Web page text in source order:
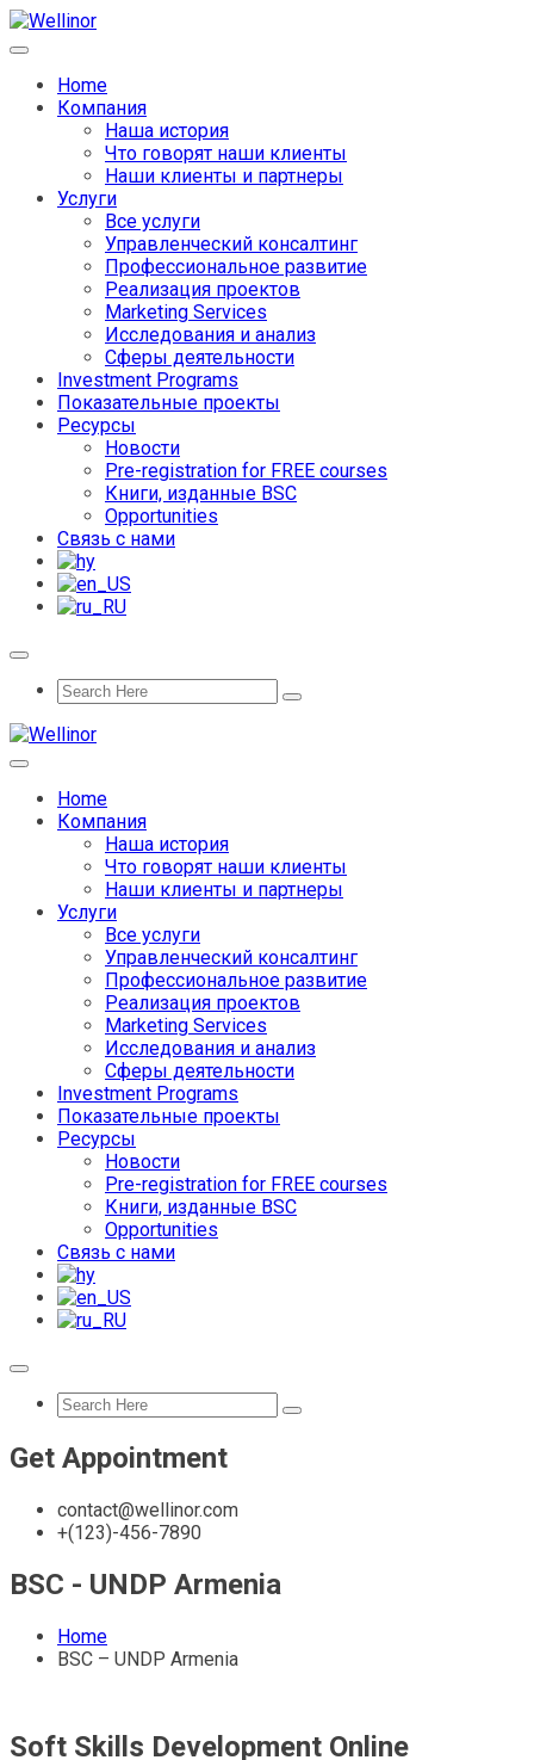
Home
Компания
Наша история
Что говорят наши клиенты
Наши клиенты и партнеры
Услуги
Все услуги
Управленческий консалтинг
Профессиональное развитие
Реализация проектов
Marketing Services
Исследования и анализ
Сферы деятельности
Investment Programs
Показательные проекты
Ресурсы
Новости
Pre-registration for FREE courses
Книги, изданные BSC
Opportunities
Связь с нами
Home
Компания
Наша история
Что говорят наши клиенты
Наши клиенты и партнеры
Услуги
Все услуги
Управленческий консалтинг
Профессиональное развитие
Реализация проектов
Marketing Services
Исследования и анализ
Сферы деятельности
Investment Programs
Показательные проекты
Ресурсы
Новости
Pre-registration for FREE courses
Книги, изданные BSC
Opportunities
Связь с нами
Get Appointment
contact@wellinor.com
+(123)-456-7890
BSC - UNDP Armenia
Home
BSC – UNDP Armenia
Soft Skills Development Online